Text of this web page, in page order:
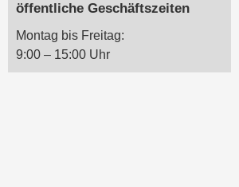
öffentliche Geschäftszeiten
Montag bis Freitag:
9:00 – 15:00 Uhr